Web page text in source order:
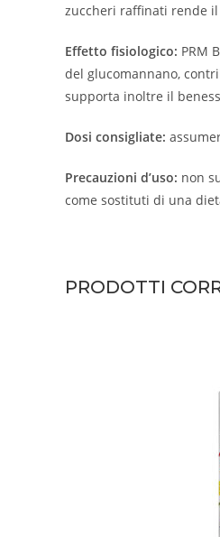
zuccheri raffinati rende
Effetto fisiologico: PRM
del glucomannano,
supporta inoltre il
Dosi consigliate:
Precauzioni d’uso: non
come sostituti di una
PRODOTTI